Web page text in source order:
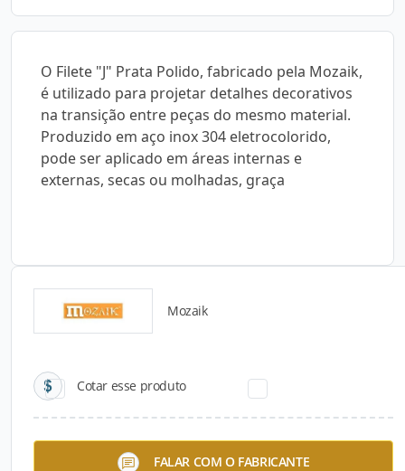
O Filete "J" Prata Polido, fabricado pela Mozaik,
é utilizado para projetar detalhes decorativos
na transição entre peças do mesmo material.
Produzido em aço inox 304 eletrocolorido,
pode ser aplicado em áreas internas e
externas, secas ou molhadas, graça
Mozaik
Cotar esse produto
FALAR COM O FABRICANTE
Catálogos para Download